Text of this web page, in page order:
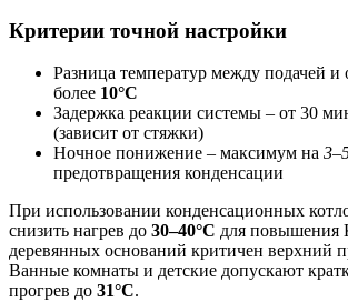
Критерии точной настройки
Разница температур между подачей и
более 10°C
Задержка реакции системы – от 30
(зависит от стяжки)
Ночное понижение – максимум на
предотвращения конденсации
При использовании конденсационных
снизить нагрев до 30–40°C для
деревянных оснований критичен верхний
Ванные комнаты и детские допускают
прогрев до 31°C.